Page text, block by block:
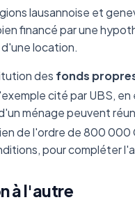
lausannoise et
financé par une
location.
des fonds
cité par UBS,
ménage peuvent
de l'ordre de 800 000
pour compléter
à l'autre